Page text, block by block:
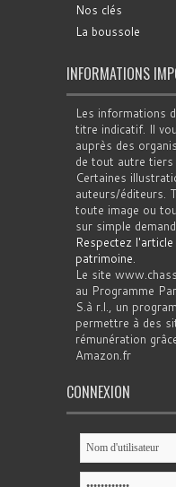
Nos clés
La boussole
INFORMATIONS
Les informations
titre indicatif. Il
auprès des
de tout autre tiers
Certaines
auteurs/éditeurs.
toute image ou
sur simple
Respectez
patrimoine.
Le site
au Programme
S.à r.l., un
permettre à des
rémunération
Amazon.fr
CONNEXION